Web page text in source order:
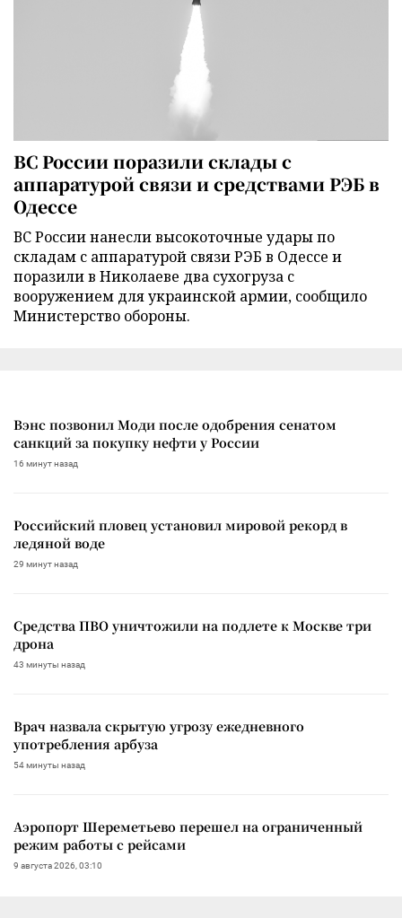
ВС России поразили склады с
аппаратурой связи и средствами РЭБ в
Одессе
ВС России нанесли высокоточные удары по
складам с аппаратурой связи РЭБ в Одессе и
поразили в Николаеве два сухогруза с
вооружением для украинской армии, сообщило
Министерство обороны.
Вэнс позвонил Моди после одобрения сенатом
санкций за покупку нефти у России
16 минут назад
Российский пловец установил мировой рекорд в
ледяной воде
29 минут назад
Средства ПВО уничтожили на подлете к Москве три
дрона
43 минуты назад
Врач назвала скрытую угрозу ежедневного
употребления арбуза
54 минуты назад
Аэропорт Шереметьево перешел на ограниченный
режим работы с рейсами
9 августа 2026, 03:10